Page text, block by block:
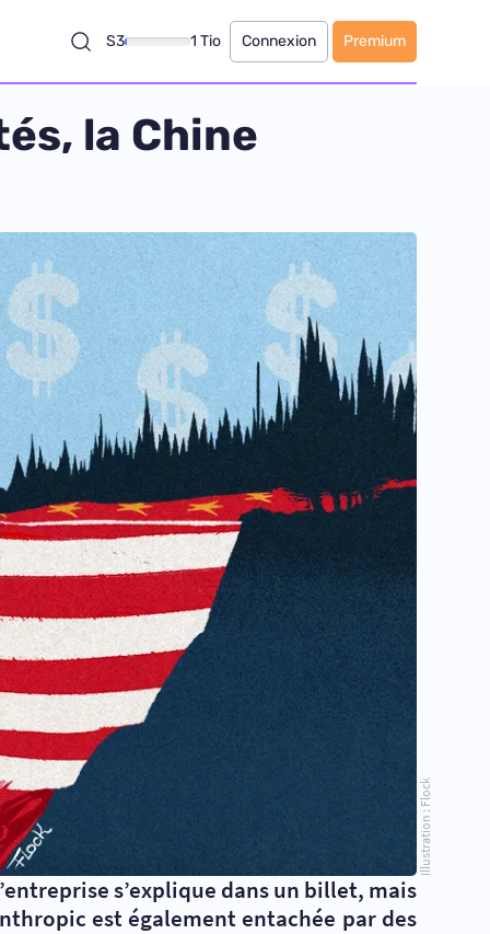
S3 1 Tio Connexion Premium
la Chine
Illustration : Flock
s’explique dans un billet, mais
est également entachée par des